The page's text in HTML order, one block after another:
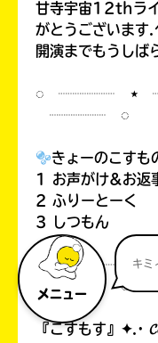
メニュー
キミ
甘寺宇宙12thライ
がとうございます
開演までもうしば
◌ ┈┈┈┈ ⋆
┈┈┈┈ ◌
きょーのこすも
1 お声がけ&お返
2 ふりーとーく
3 しつもん
◌ ┈┈┈┈ ⋆
┈┈┈┈ ◌
『こすもす』✦.·